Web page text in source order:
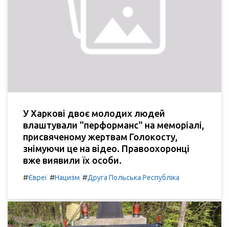
У Харкові двоє молодих людей
влаштували "перформанс" на меморіалі,
присвяченому жертвам Голокосту,
знімуючи це на відео. Правоохоронці
вже виявили їх особи.
#Євреї #Нацизм #Друга Польська Республіка